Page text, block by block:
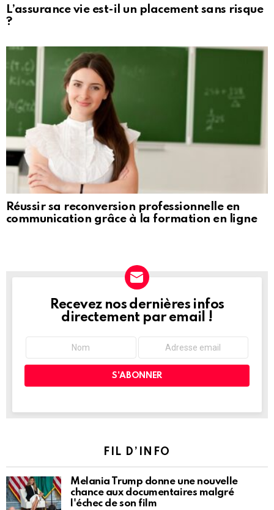
L’assurance vie est-il un placement sans risque
?
Réussir sa reconversion professionnelle en
communication grâce à la formation en ligne
NEWSLETTER
Recevez nos dernières infos
directement par email !
FIL D’INFO
Melania Trump donne une nouvelle
chance aux documentaires malgré
l'échec de son film